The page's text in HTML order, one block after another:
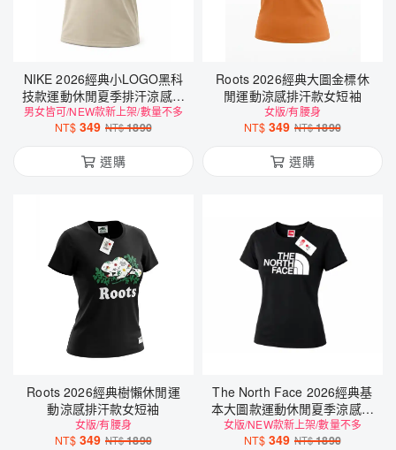
NIKE 2026經典小LOGO黑科
技款運動休閒夏季排汗涼感短
袖
男女皆可/NEW款新上架/數量不多
NT$ 349 NT$1890
選購
Roots 2026經典大圖金標休
閒運動涼感排汗款女短袖
女版/有腰身
NT$ 349 NT$1890
選購
Roots 2026經典樹懶休閒運
動涼感排汗款女短袖
女版/有腰身
NT$ 349 NT$1890
The North Face 2026經典基
本大圖款運動休閒夏季涼感黑
科技短袖
女版/NEW款新上架/數量不多
NT$ 349 NT$1890